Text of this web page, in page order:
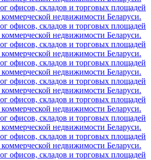
офисов, складов и торговых площадей
недвижимости Беларуси.
офисов, складов и торговых площадей
недвижимости Беларуси.
офисов, складов и торговых площадей
недвижимости Беларуси.
офисов, складов и торговых площадей
недвижимости Беларуси.
офисов, складов и торговых площадей
недвижимости Беларуси.
офисов, складов и торговых площадей
недвижимости Беларуси.
офисов, складов и торговых площадей
недвижимости Беларуси.
офисов, складов и торговых площадей
недвижимости Беларуси.
офисов, складов и торговых площадей